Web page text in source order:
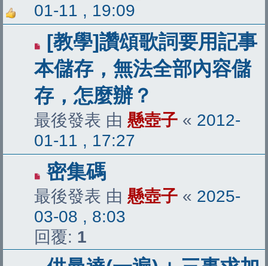
01-11 , 19:09
[教學]讚頌歌詞要用記事
本儲存，無法全部內容儲
存，怎麼辦？
最後發表 由 懸壺子 « 2012-
01-11 , 17:27
密集碼
最後發表 由 懸壺子 « 2025-
03-08 , 8:03
回覆: 1